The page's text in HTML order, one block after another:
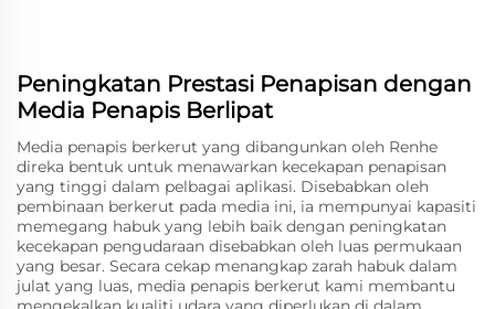
Peningkatan Prestasi Penapisan dengan
Media Penapis Berlipat
Media penapis berkerut yang dibangunkan oleh Renhe
direka bentuk untuk menawarkan kecekapan penapisan
yang tinggi dalam pelbagai aplikasi. Disebabkan oleh
pembinaan berkerut pada media ini, ia mempunyai kapasiti
memegang habuk yang lebih baik dengan peningkatan
kecekapan pengudaraan disebabkan oleh luas permukaan
yang besar. Secara cekap menangkap zarah habuk dalam
julat yang luas, media penapis berkerut kami membantu